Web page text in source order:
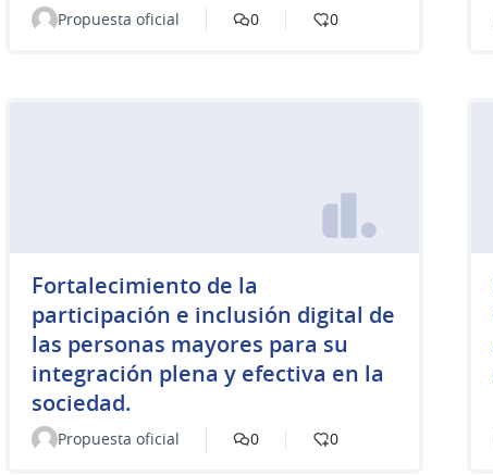
Propuesta oficial 0 0
Fortalecimiento de la
participación e inclusión digital de
las personas mayores para su
integración plena y efectiva en la
sociedad.
Propuesta oficial 0 0